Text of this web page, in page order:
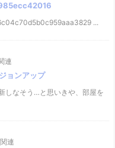
...
連
ョンアップ
しなそう…と思いきや、部屋を
連